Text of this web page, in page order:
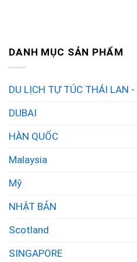
DANH MỤC SẢN PHẨM
DU LỊCH TỰ TÚC THÁI LAN
DUBAI
HÀN QUỐC
Malaysia
Mỹ
NHẬT BẢN
Scotland
SINGAPORE